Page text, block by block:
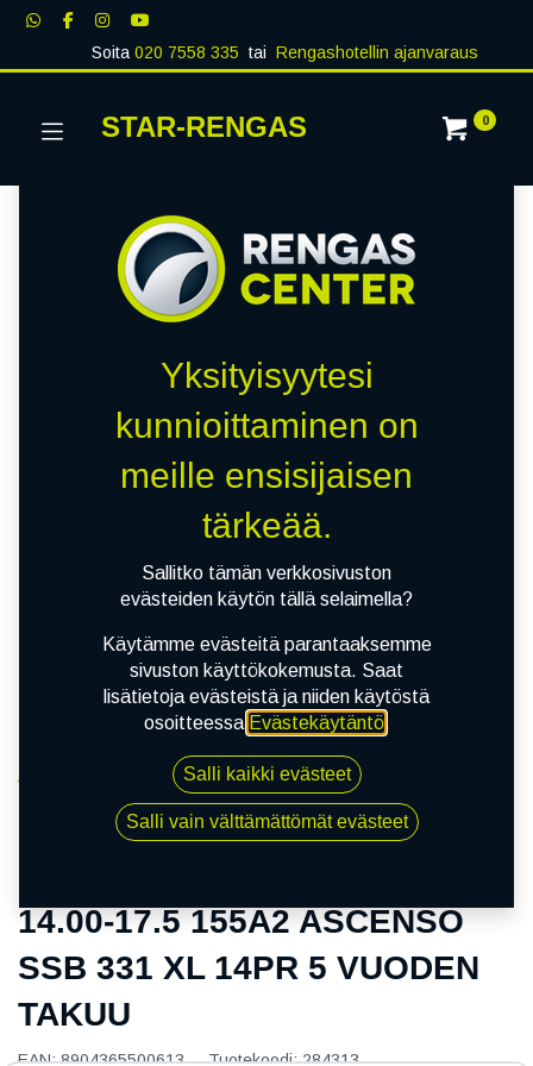
Soita020 7558 335 tai Rengashotellin ajanvaraus
STAR-RENGAS 0
14.00-17.5 155A2 ASCENSO SSB 331 XL 14PR 5
VUODEN TAKUU
14.00-17.5 155A2 ASCENSO
SSB 331 XL 14PR 5 VUODEN
TAKUU
EAN:8904365500613 Tuotekoodi:284313
Yksityisyytesi
kunnioittaminen on
meille ensisijaisen
tärkeää.
Sallitko tämän verkkosivuston
evästeiden käytön tällä selaimella?
Käytämme evästeitä parantaaksemme
sivuston käyttökokemusta. Saat
lisätietoja evästeistä ja niiden käytöstä
osoitteessa Evästekäytäntö.
Salli kaikki evästeet
Salli vain välttämättömät evästeet